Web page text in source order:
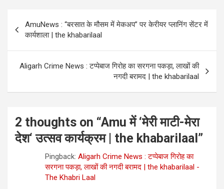
navigation
AmuNews : “बरसात के मौसम में मेकअप” पर केरीयर प्लानिंग सेंटर में
कार्यशाला | the khabarilaal
Aligarh Crime News : टप्पेबाज गिरोह का सरगना पकड़ा, लाखों की
नगदी बरामद | the khabarilaal
2 thoughts on “Amu में ‘मेरी माटी-मेरा
देश‘ उत्सव कार्यक्रम | the khabarilaal ”
Pingback: Aligarh Crime News : टप्पेबाज गिरोह का
सरगना पकड़ा, लाखों की नगदी बरामद | the khabarilaal -
The Khabri Laal